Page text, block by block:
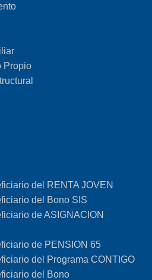
Propio
del RENTA JOVEN
del Bono SIS
de ASIGNACION
de PENSION 65
del Programa CONTIGO
del Bono